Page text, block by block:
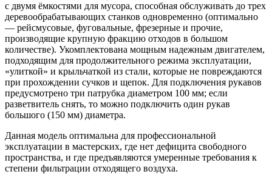
с двумя ёмкостями для мусора, способная обслуживать до трех
деревообрабатывающих станков одновременно (оптимально
— рейсмусовые, фуговальные, фрезерные и прочие,
производящие крупную фракцию отходов в большом
количестве). Укомплектована мощным надежным двигателем,
подходящим для продолжительного режима эксплуатации,
«улиткой» и крыльчаткой из стали, которые не повреждаются
при прохождении сучков и щепок. Для подключения рукавов
предусмотрено три патрубка диаметром 100 мм; если
разветвитель снять, то можно подключить один рукав
большого (150 мм) диаметра.
Данная модель оптимальна для профессиональной
эксплуатации в мастерских, где нет дефицита свободного
пространства, и где предъявляются умеренные требования к
степени фильтрации отходящего воздуха.